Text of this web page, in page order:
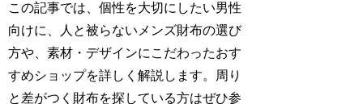
この記事では、個性を大切にしたい男性
向けに、人と被らないメンズ財布の選び
方や、素材・デザインにこだわったおす
すめショップを詳しく解説します。周り
と差がつく財布を探している方はぜひ参